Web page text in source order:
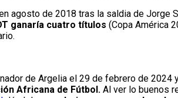
agosto de 2018 tras la saldia de
ganaría cuatro títulos (Copa América
de Argelia el 29 de febrero de 2024
Africana de Fútbol. Al ver lo buenos